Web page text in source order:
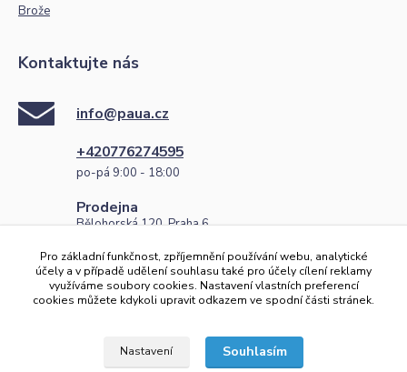
Brože
Kontaktujte nás
info@paua.cz
+420776274595
po-pá 9:00 - 18:00
Prodejna
Bělohorská 120, Praha 6
Číslo účtu
2101268427/2010
IBAN: CZ96 2010 0000 0021 0126 8427
Pro základní funkčnost, zpříjemnění používání webu, analytické
účely a v případě udělení souhlasu také pro účely cílení reklamy
využíváme soubory cookies. Nastavení vlastních preferencí
cookies můžete kdykoli upravit odkazem ve spodní části stránek.
Nastavení Souhlasím